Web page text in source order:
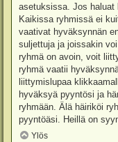
asetuksissa. Jos haluat
Kaikissa ryhmissä ei
vaativat hyväksynnän
suljettuja ja joissakin
ryhmä on avoin, voit
ryhmä vaatii
liittymislupaa
hyväksyä pyyntösi ja
ryhmään. Älä häiriköi
pyyntöäsi. Heillä on
Ylös